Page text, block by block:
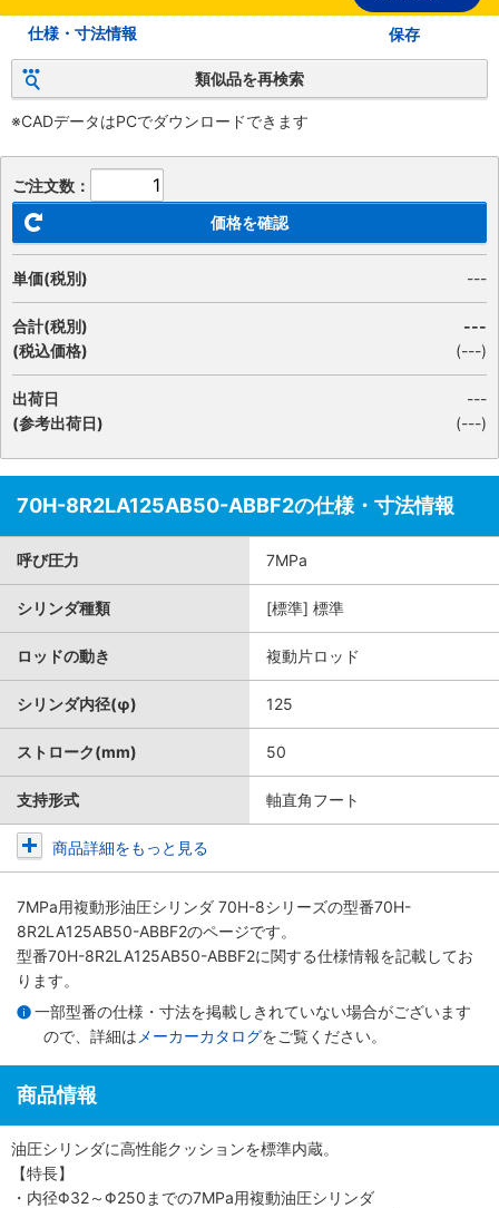
仕様・寸法情報 保存
類似品を再検索
※CADデータはPCでダウンロードできます
ご注文数：
価格を確認
単価(税別) ---
合計(税別)
(税込価格)
---
(---)
出荷日
(参考出荷日)
---
(---)
70H-8R2LA125AB50-ABBF2の仕様・寸法情報
呼び圧力 7MPa
シリンダ種類 [標準] 標準
ロッドの動き 複動片ロッド
シリンダ内径(φ) 125
ストローク(mm) 50
支持形式 軸直角フート
商品詳細をもっと見る
7MPa用複動形油圧シリンダ 70H-8シリーズの型番70H-
8R2LA125AB50-ABBF2のページです。
型番70H-8R2LA125AB50-ABBF2に関する仕様情報を記載してお
ります。
一部型番の仕様・寸法を掲載しきれていない場合がございます
ので、詳細は メーカーカタログをご覧ください。
商品情報
油圧シリンダに高性能クッションを標準内蔵。
【特長】
・内径Φ32～Φ250までの7MPa用複動油圧シリンダ